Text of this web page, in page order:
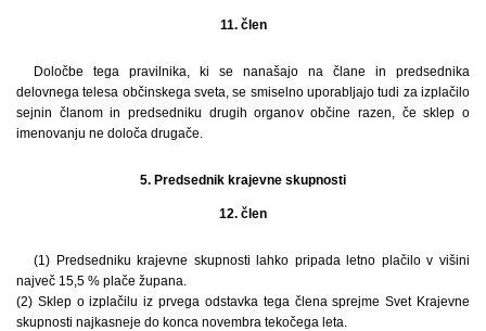
11. člen
Določbe tega pravilnika, ki se nanašajo na člane in predsednika
delovnega telesa občinskega sveta, se smiselno uporabljajo tudi za izplačilo
sejnin članom in predsedniku drugih organov občine razen, če sklep o
imenovanju ne določa drugače.
5. Predsednik krajevne skupnosti
12. člen
(1) Predsedniku krajevne skupnosti lahko pripada letno plačilo v višini
največ 15,5 % plače župana.
(2) Sklep o izplačilu iz prvega odstavka tega člena sprejme Svet Krajevne
skupnosti najkasneje do konca novembra tekočega leta.